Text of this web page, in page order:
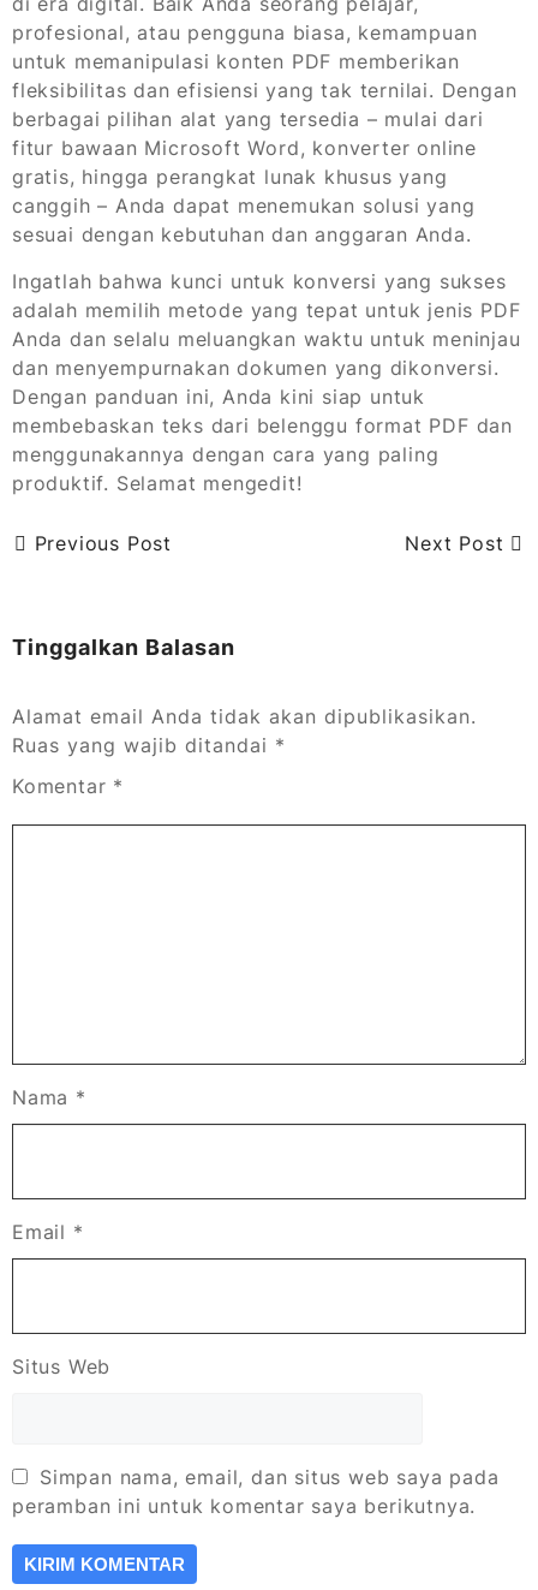
profesional, atau pengguna biasa, kemampuan
untuk memanipulasi konten PDF memberikan
fleksibilitas dan efisiensi yang tak ternilai. Dengan
berbagai pilihan alat yang tersedia – mulai dari
fitur bawaan Microsoft Word, konverter online
gratis, hingga perangkat lunak khusus yang
canggih – Anda dapat menemukan solusi yang
sesuai dengan kebutuhan dan anggaran Anda.
Ingatlah bahwa kunci untuk konversi yang sukses
adalah memilih metode yang tepat untuk jenis PDF
Anda dan selalu meluangkan waktu untuk meninjau
dan menyempurnakan dokumen yang dikonversi.
Dengan panduan ini, Anda kini siap untuk
membebaskan teks dari belenggu format PDF dan
menggunakannya dengan cara yang paling
produktif. Selamat mengedit!
Previous Post Next Post
Tinggalkan Balasan
Alamat email Anda tidak akan dipublikasikan.
Ruas yang wajib ditandai *
Komentar *
Nama *
Email *
Situs Web
Simpan nama, email, dan situs web saya pada
peramban ini untuk komentar saya berikutnya.